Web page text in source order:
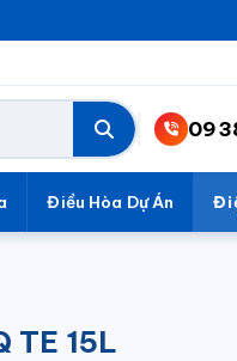
Điều Hòa Dự Án
TE 15L